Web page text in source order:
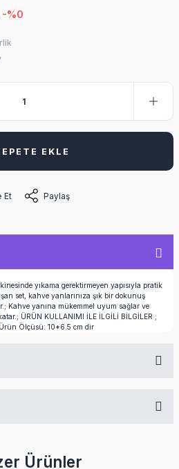
-%0
EKLE
Et Paylaş
yıkama gerektirmeyen yapısıyla pratik
set, kahve yanlarınıza şık bir dokunuş
Kahve yanına mükemmel uyum sağlar ve
ÜRÜN KULLANIMI İLE İLGİLİ BİLGİLER ;
Ölçüsü: 10*6.5 cm dir
Yorum YazÜrünler